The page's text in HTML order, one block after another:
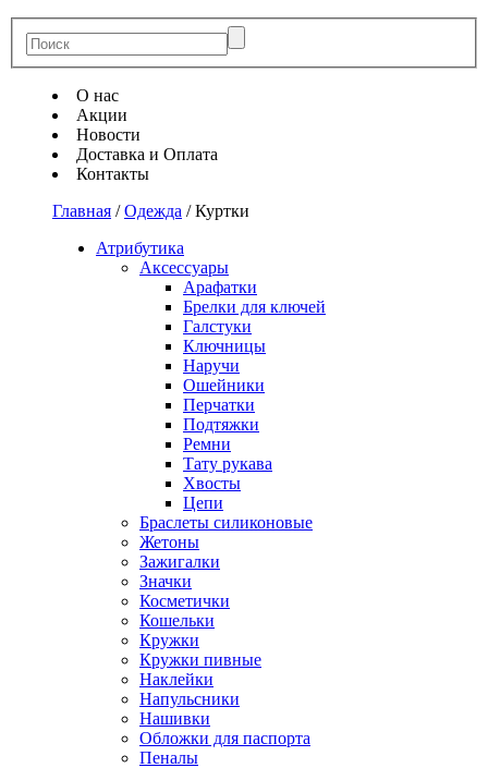
О нас
Акции
Новости
Доставка и Оплата
Контакты
Главная /Одежда /Куртки
Атрибутика
Аксессуары
Арафатки
Брелки для ключей
Галстуки
Ключницы
Наручи
Ошейники
Перчатки
Подтяжки
Ремни
Тату рукава
Хвосты
Цепи
Браслеты силиконовые
Жетоны
Зажигалки
Значки
Косметички
Кошельки
Кружки
Кружки пивные
Наклейки
Напульсники
Нашивки
Обложки для паспорта
Пеналы